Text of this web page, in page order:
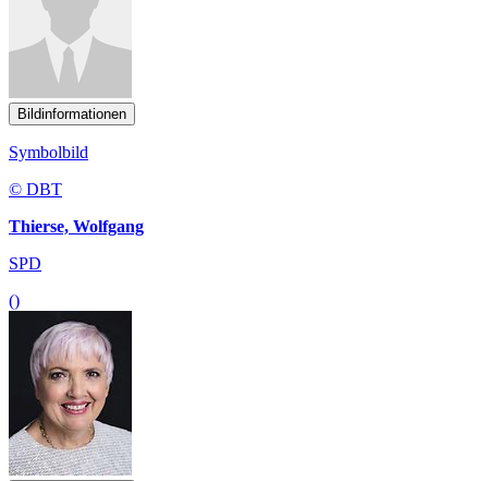
Bildinformationen
Symbolbild
© DBT
Thierse, Wolfgang
SPD
()